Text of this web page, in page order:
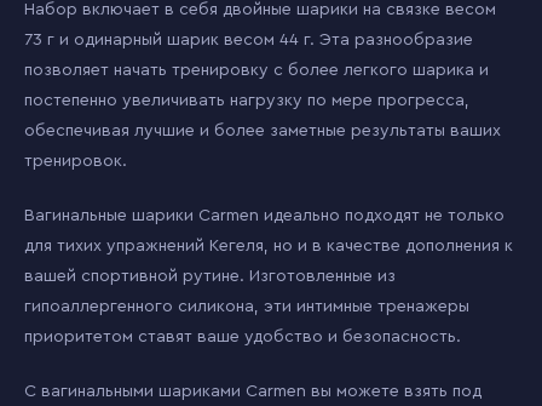
Набор включает в себя двойные шарики на связке весом
73 г и одинарный шарик весом 44 г. Эта разнообразие
позволяет начать тренировку с более легкого шарика и
постепенно увеличивать нагрузку по мере прогресса,
обеспечивая лучшие и более заметные результаты ваших
тренировок.
Вагинальные шарики Carmen идеально подходят не только
для тихих упражнений Кегеля, но и в качестве дополнения к
вашей спортивной рутине. Изготовленные из
гипоаллергенного силикона, эти интимные тренажеры
приоритетом ставят ваше удобство и безопасность.
С вагинальными шариками Carmen вы можете взять под